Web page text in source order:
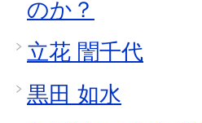
のか？
立花 誾千代
黒田 如水